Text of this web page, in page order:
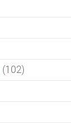
(102)